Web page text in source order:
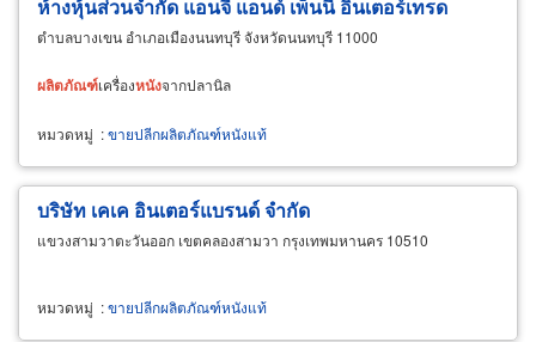
ห้างหุ้นส่วนจำกัด แอนจี้ แอนด์ เพ็นนี อินเตอร์เทรด
ตำบลบางเขน อำเภอเมืองนนทบุรี จังหวัดนนทบุรี 11000
ผลิตภัณฑ์เครื่องหนังจากปลานิล
หมวดหมู่ :ขายปลีกผลิตภัณฑ์หนังแท้
บริษัท เคเค อินเตอร์แบรนด์ จำกัด
แขวงสามวาตะวันออก เขตคลองสามวา กรุงเทพมหานคร 10510
หมวดหมู่ :ขายปลีกผลิตภัณฑ์หนังแท้